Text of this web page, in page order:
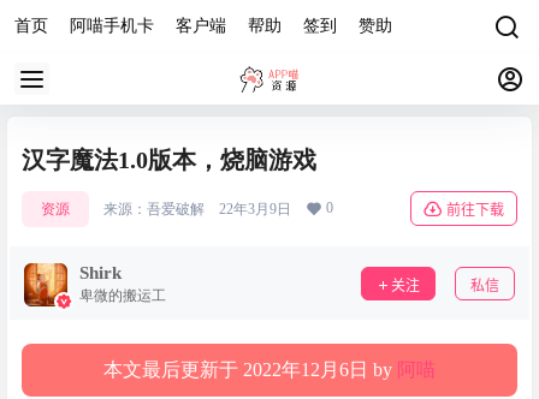
首页 阿喵手机卡 客户端 帮助 签到 赞助
汉字魔法1.0版本，烧脑游戏
资源 来源： 吾爱破解 22年3月9日 0 前往下载
Shirk
卑微的搬运工
关注 私信
本文最后更新于 2022年12月6日 by 阿喵